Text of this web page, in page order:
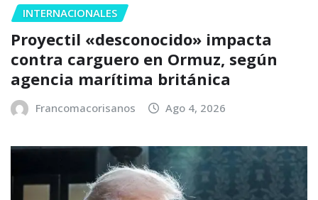
INTERNACIONALES
Proyectil «desconocido» impacta
contra carguero en Ormuz, según
agencia marítima británica
Francomacorisanos Ago 4, 2026